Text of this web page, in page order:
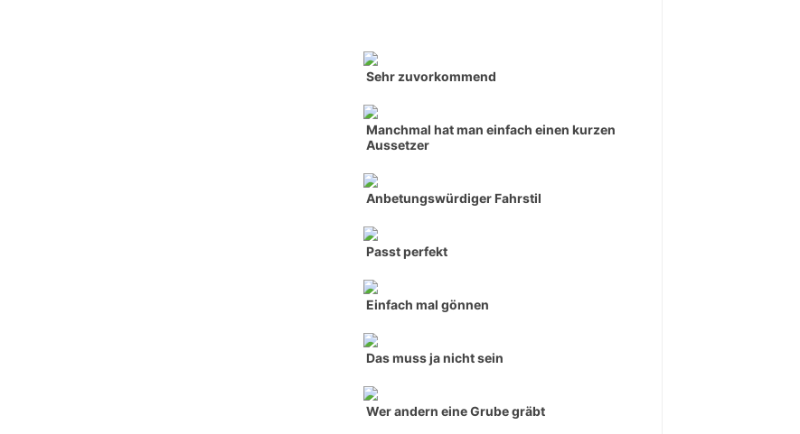
Sehr zuvorkommend
Manchmal hat man einfach einen kurzen
Aussetzer
Anbetungswürdiger Fahrstil
Passt perfekt
Einfach mal gönnen
Das muss ja nicht sein
Wer andern eine Grube gräbt